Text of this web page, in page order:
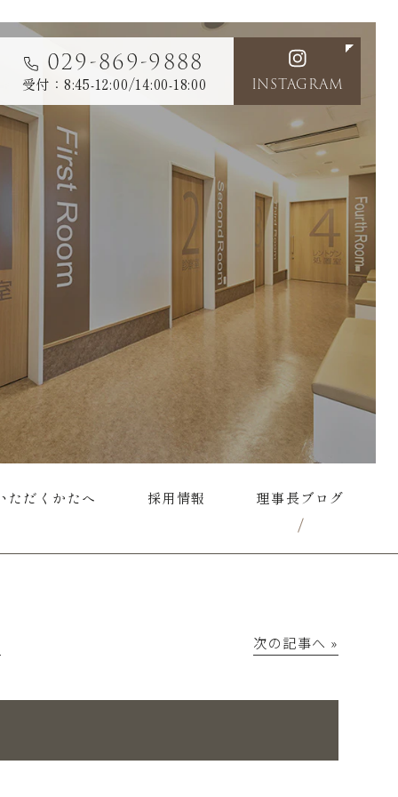
029-869-9888
受付：8:45-12:00/14:00-18:00 INSTAGRAM
ただくかたへ 採用情報 理事長ブログ
次の記事へ »